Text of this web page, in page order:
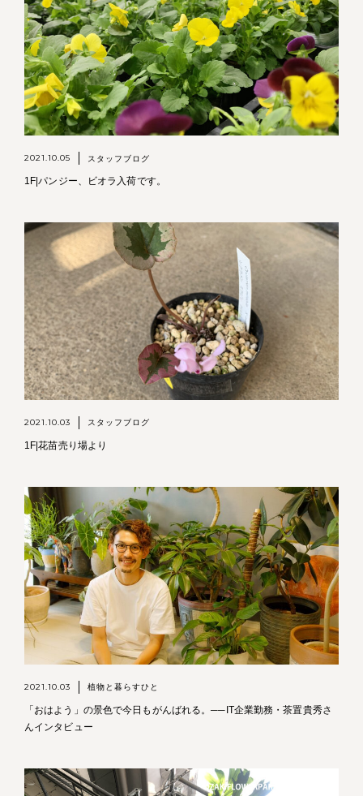
2021.10.05 スタッフブログ
1F|パンジー、ビオラ入荷です。
2021.10.03 スタッフブログ
1F|花苗売り場より
2021.10.03 植物と暮らすひと
「おはよう」の景色で今日もがんばれる。──IT企業勤務・茶置貴秀さ
んインタビュー